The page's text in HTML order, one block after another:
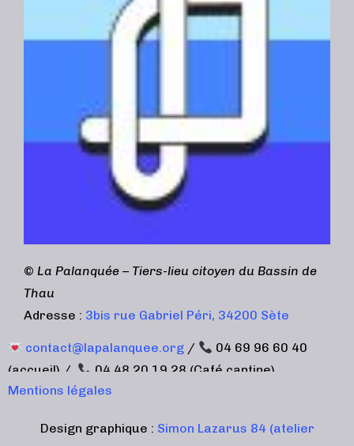
© La Palanquée – Tiers-lieu citoyen du Bassin de
Thau
Adresse : 3bis rue Gabriel Péri, 34200 Sète
contact@lapalanquee.org /
04 69 96 60 40
(accueil) /
04 48 20 19 28 (Café cantine)
Mentions légales
Design graphique : Simon Lazarus 84 (atelier